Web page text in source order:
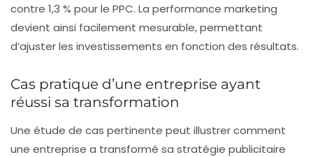
contre 1,3 % pour le PPC. La performance marketing
devient ainsi facilement mesurable, permettant
d’ajuster les investissements en fonction des résultats.
Cas pratique d’une entreprise ayant
réussi sa transformation
Une étude de cas pertinente peut illustrer comment
une entreprise a transformé sa stratégie publicitaire